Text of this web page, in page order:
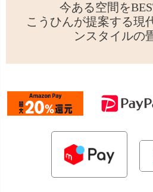
今ある空間を
こうひんが提案する現
ンスタイルの